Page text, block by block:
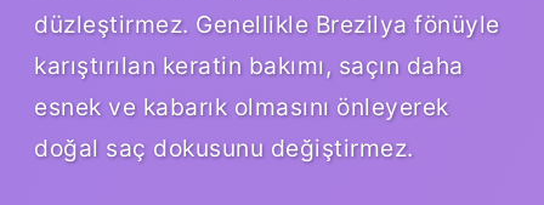
düzleştirmez. Genellikle Brezilya fönüyle
karıştırılan keratin bakımı, saçın daha
esnek ve kabarık olmasını önleyerek
doğal saç dokusunu değiştirmez.